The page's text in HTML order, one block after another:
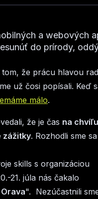
a webových
do prírody,
tom, že prácu hlavou
už čosi popísali. Keď
málo.
že je čas na chvíľu
zážitky. Rozhodli sme sa
skills s organizáciou
21. júla nás čakalo
". Nezúčastnili